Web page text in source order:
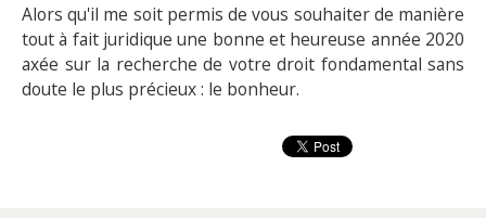
Alors qu'il me soit permis de vous souhaiter de manière
tout à fait juridique une bonne et heureuse année 2020
axée sur la recherche de votre droit fondamental sans
doute le plus précieux : le bonheur.